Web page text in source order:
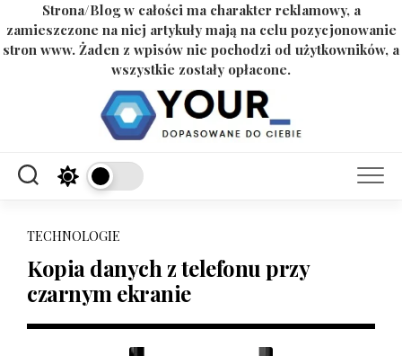
Strona/Blog w całości ma charakter reklamowy, a
zamieszczone na niej artykuły mają na celu pozycjonowanie
stron www. Żaden z wpisów nie pochodzi od użytkowników, a
wszystkie zostały opłacone.
TECHNOLOGIE
Kopia danych z telefonu przy
czarnym ekranie